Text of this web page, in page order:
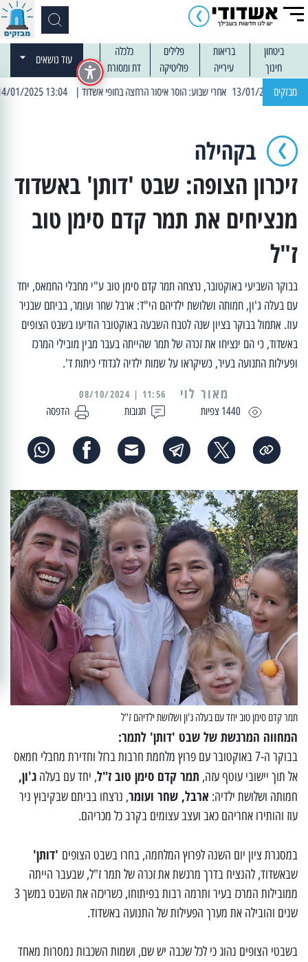
ביטחון בריאות פלילים
כלכלה
חינוך
עירייה פוליטיקה דת ומסורת
עוד נושאים
מבזקים | 13:04 14/01/2025 עובדים בלילות: עבודות קרצוף וריבוד אספלט
בקהילה
זיכרון הצופה: שבט 'דותן' באשדוד
מנציחים את תמר קדם סימן טוב
ז"ל
בבוקר השביעי באוקטובר, נרצחה תמר קדם סימן טוב ע"י מחבלי החמאס, יחד
עם בעלה ג'ון, חמותה ושלושת ילדיהם הי"ד: ארבל שחר ועומר, בביתם שבניר
עוז. אתמול בבוקר בציון שנה לטבח השבעה באוקטובר הודיעו בשבט הצופים
באשדוד, כי הם ינציחו את זכרה של תמר שהייתה בעבר מבין מובילי המרכז
ופעילות התנועה בעיר, כשיקראו על שמות ילדיה לגדודי כיתות ד'.
1440 צפיות תגובות הדפסה
מאור לוי 11:56 | 08/10/2024
תמר קדם סימן טוב יחד עם בעלה ג'ון ושלושת ילדיהם ז"ל
המחווה המרגשת של שבט 'דותן' לתמר:
בבוקר ה-7 באוקטובר עם פרוץ מלחמת חרבות ברזל וחדירת מחבלי חמאס
אל תוך יישובי עוטף עזה, תמר קדם סימן טוב ז"ל, יחד עם בעלה ג'ון,
חמותה ושלושת ילדיה: ארבל, שחר ועומר, נרצחו בביתם שבקיבוץ ניר
עוז והותירו אחריהם כאב ועצב עצומים בקרב כל מכריהם.
במסגרת ציון יום השנה לפרוץ המלחמה, בחרו בשבט הצופים 'דותן'
שבאשדוד, להנציח בדרך מרגשת את זכרה של תמר ז"ל, שבעבר הייתה
ממובילות המרכז בעיר ותרמה רבות בפיתוחו, כשריכזה את השבט במשך 3
שנים והובילה את מערך הפעילות של התנועה באשדוד.
בשבטי הצופים נהוג כי לכל שכבה יש שם, ושמות השכבות נמסרות מאחד